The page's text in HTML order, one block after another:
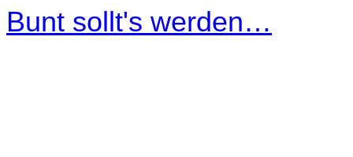
Bunt sollt's werden…